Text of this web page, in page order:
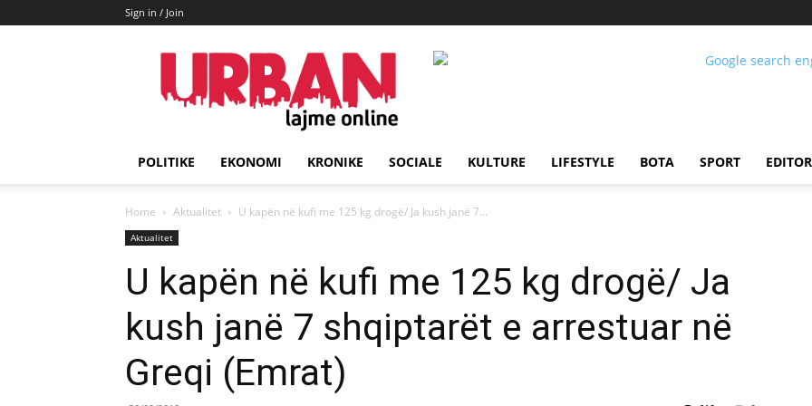
Sign in / Join
URBAN
Lajme
POLITIKE EKONOMI KRONIKE SOCIALE KULTURE LIFESTYLE BOTA SPORT
Home Aktualitet U kapën në kufi me 125 kg drogë/ Ja kush janë 7...
Aktualitet
U kapën në kufi me 125 kg drogë/ Ja
kush janë 7 shqiptarët e arrestuar në
Greqi (Emrat)